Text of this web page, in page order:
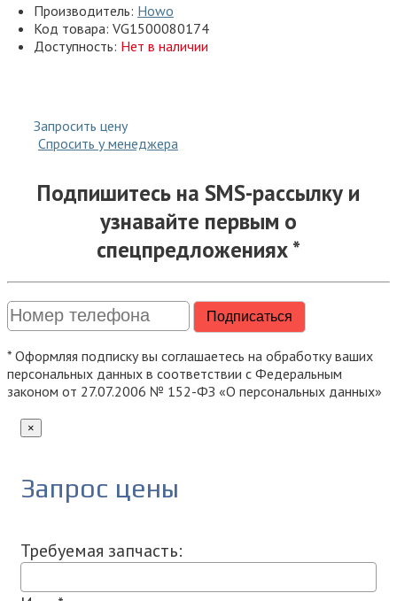
Производитель: Howo
Код товара: VG1500080174
Доступность: Нет в наличии
Запросить цену
Спросить у менеджера
Подпишитесь на SMS-рассылку и
узнавайте первым о
спецпредложениях *
* Оформляя подписку вы соглашаетесь на обработку ваших
персональных данных в соответствии с Федеральным
законом от 27.07.2006 № 152-ФЗ «О персональных данных»
×
Запрос цены
Требуемая запчасть: